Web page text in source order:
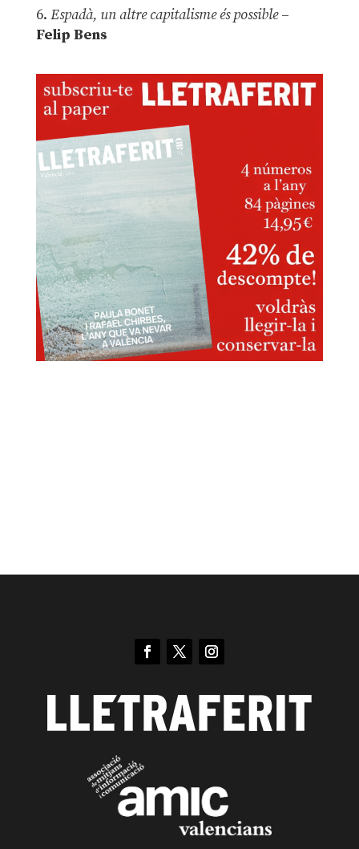
6. Espadà, un altre capitalisme és possible –
Felip Bens